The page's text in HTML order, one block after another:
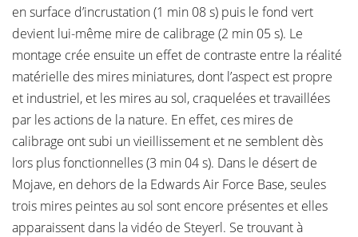
en surface d’incrustation (1 min 08 s) puis le fond vert
devient lui-même mire de calibrage (2 min 05 s). Le
montage crée ensuite un effet de contraste entre la réalité
matérielle des mires miniatures, dont l’aspect est propre
et industriel, et les mires au sol, craquelées et travaillées
par les actions de la nature. En effet, ces mires de
calibrage ont subi un vieillissement et ne semblent dès
lors plus fonctionnelles (3 min 04 s). Dans le désert de
Mojave, en dehors de la Edwards Air Force Base, seules
trois mires peintes au sol sont encore présentes et elles
apparaissent dans la vidéo de Steyerl. Se trouvant à